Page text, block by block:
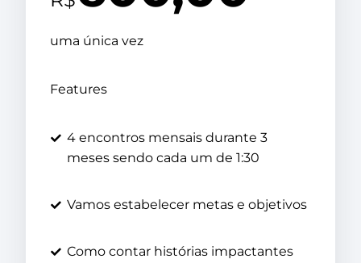
uma única vez
Features
4 encontros mensais durante 3
meses sendo cada um de 1:30
Vamos estabelecer metas e objetivos
Como contar histórias impactantes